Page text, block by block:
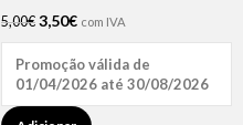
5,00€ 3,50€ com IVA
Promoção válida de
01/04/2026 até 30/08/2026